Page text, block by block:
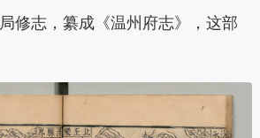
修志，纂成《温州府志》，这部